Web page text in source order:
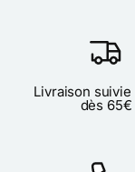
Livraison
dès 65€